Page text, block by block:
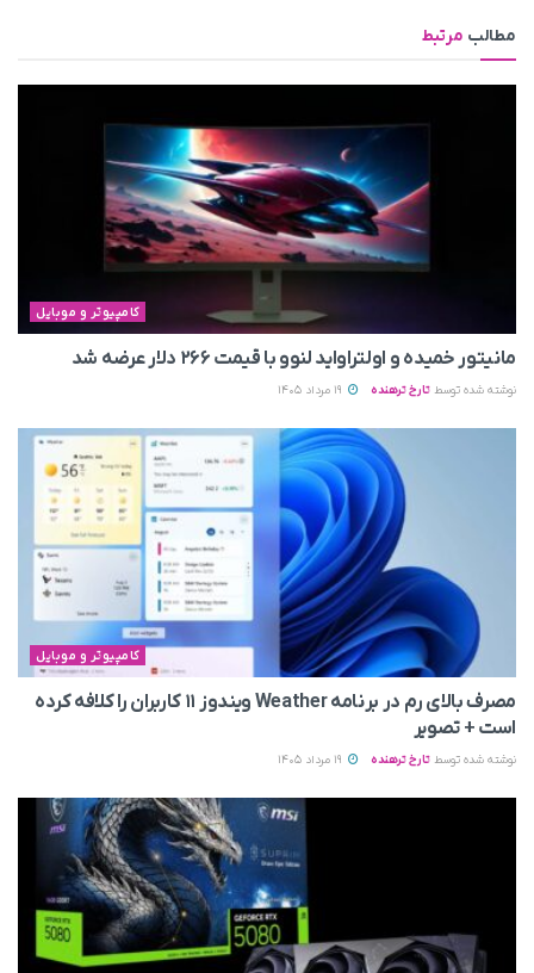
مطالب مرتبط
کامپیوتر و موبایل
مانیتور خمیده و اولتراواید لنوو با قیمت ۲۶۶ دلار عرضه شد
نوشته شده توسط تارخ ترهنده
کامپیوتر و موبایل
مصرف بالای رم در برنامه Weather ویندوز ۱۱ کاربران را کلافه کرده
است + تصویر
نوشته شده توسط تارخ ترهنده